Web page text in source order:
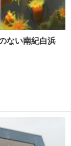
ない南紀白浜